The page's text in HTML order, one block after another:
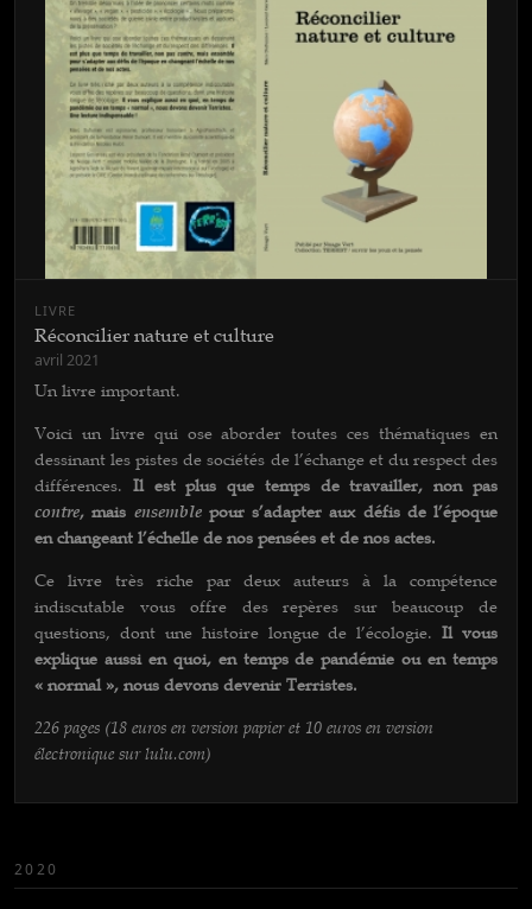
LIVRE
Réconcilier nature et culture
avril 2021
Un livre important.
Voici un livre qui ose aborder toutes ces thématiques en
dessinant les pistes de sociétés de l’échange et du respect des
différences. Il est plus que temps de travailler, non pas
contre, mais ensemble pour s’adapter aux défis de l’époque
en changeant l’échelle de nos pensées et de nos actes.
Ce livre très riche par deux auteurs à la compétence
indiscutable vous offre des repères sur beaucoup de
questions, dont une histoire longue de l’écologie.Il vous
explique aussi en quoi, en temps de pandémie ou en temps
« normal », nous devons devenir Terristes.
226 pages (18 euros en version papier et 10 euros en version
électronique sur lulu.com)
2020